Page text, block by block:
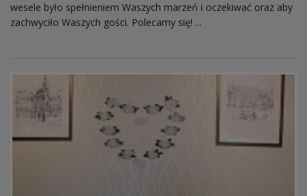
wesele było spełnieniem Waszych marzeń i oczekiwać oraz aby
zachwyciło Waszych gości. Polecamy się! ...